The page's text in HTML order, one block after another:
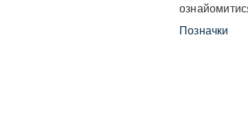
Позначки